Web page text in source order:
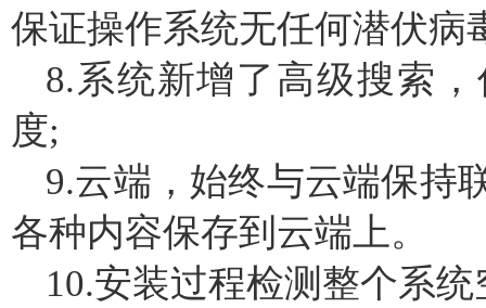
保证操作系统无任何潜伏病
8.系统新增了高级搜索
度;
9.云端，始终与云端保持
各种内容保存到云端上。
10.安装过程检测整个系